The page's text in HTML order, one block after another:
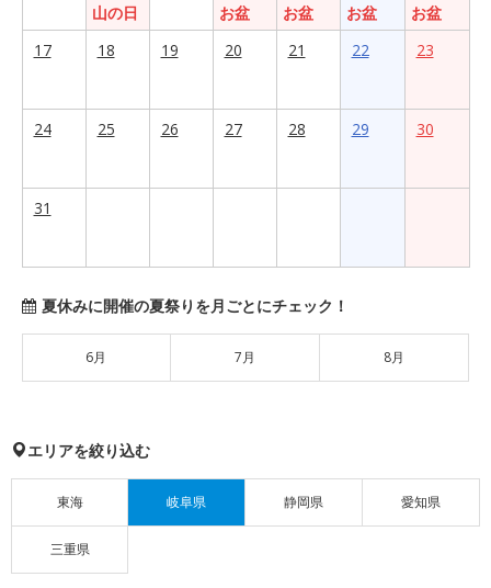
山の日
お盆
お盆
お盆
お盆
17
18 19 20 21 22 23
24 25 26 27 28 29 30
31
夏休みに開催の夏祭りを月ごとにチェック！
6月 7月 8月
エリアを絞り込む
東海 岐阜県 静岡県 愛知県
三重県